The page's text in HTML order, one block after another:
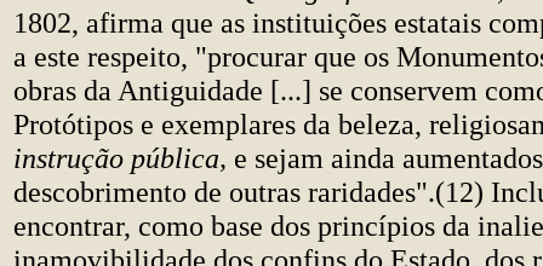
1802, afirma que as instituições estatais
a este respeito, "procurar que os
obras da Antiguidade [...] se conservem
Protótipos e exemplares da beleza,
instrução pública, e sejam ainda
descobrimento de outras raridades".(12)
encontrar, como base dos princípios da
inamovibilidade dos confins do Estado, dos